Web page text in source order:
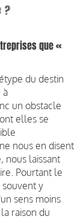
?
que «
du destin
à
un obstacle
elles se
nous en disent
nous laissant
Pourtant le
y
sens moins
raison du